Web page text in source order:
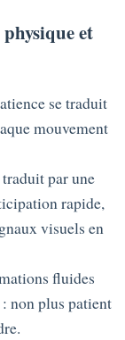
et
se traduit
mouvement
par une
rapide,
visuels en
fluides
non plus patient